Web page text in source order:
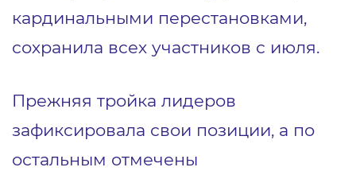
кардинальными перестановками,
сохранила всех участников с июля.
Прежняя тройка лидеров
зафиксировала свои позиции, а по
остальным отмечены